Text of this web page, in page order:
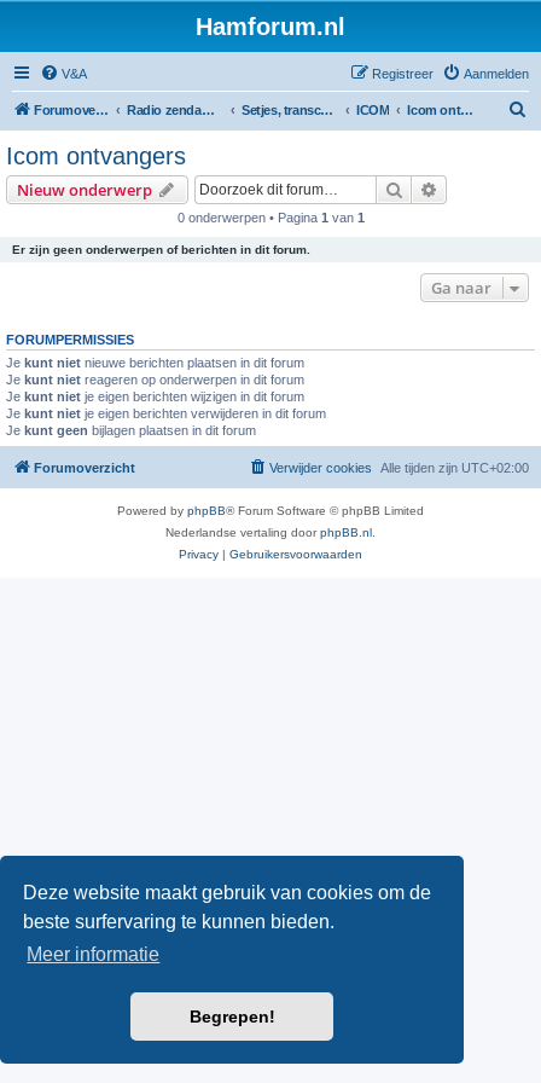
Deze website maakt gebruik van cookies om de
beste surfervaring te kunnen bieden.
Meer informatie
Begrepen!
Hamforum.nl
V&A Aanmelden
Registreer
Forumoverzicht Radio zendamateur, luisteramateur en elektronica zelfbouw Setjes, transceivers, portofoons, ontvangers, mods, tips, etc ICOM Icom ontvangers
Icom ontvangers
Nieuw onderwerp Zoek
0 onderwerpen • Pagina 1 van 1
Er zijn geen onderwerpen of berichten in dit forum.
Ga naar
FORUMPERMISSIES
Je kunt niet nieuwe berichten plaatsen in dit forum
Je kunt niet reageren op onderwerpen in dit forum
Je kunt niet je eigen berichten wijzigen in dit forum
Je kunt niet je eigen berichten verwijderen in dit forum
Je kunt geen bijlagen plaatsen in dit forum
Forumoverzicht Alle tijden zijn UTC+02:00
Verwijder cookies
Powered by phpBB® Forum Software © phpBB Limited
Nederlandse vertaling doorphpBB.nl
Privacy | Gebruikersvoorwaarden